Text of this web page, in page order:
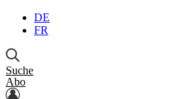
DE
FR
Suche
Abo